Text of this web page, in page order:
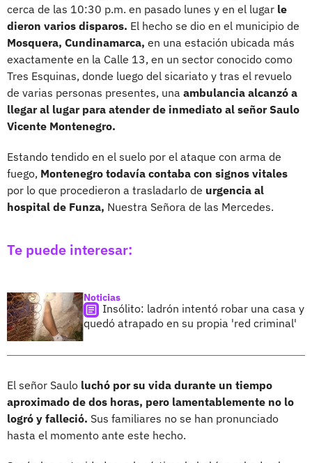
cerca de las 10:30 p.m. en pasado lunes y en el lugar le
dieron varios disparos. El hecho se dio en el municipio de
Mosquera, Cundinamarca, en una estación ubicada más
exactamente en la Calle 13, en un sector conocido como
Tres Esquinas, donde luego del sicariato y tras el revuelo
de varias personas presentes, una ambulancia alcanzó a
llegar al lugar para atender de inmediato al señor Saulo
Vicente Montenegro.
Estando tendido en el suelo por el ataque con arma de
fuego, Montenegro todavía contaba con signos vitales
por lo que procedieron a trasladarlo de urgencia al
hospital de Funza, Nuestra Señora de las Mercedes.
Te puede interesar:
Noticias
Insólito: ladrón intentó robar una casa y
quedó atrapado en su propia 'red criminal'
El señor Saulo luchó por su vida durante un tiempo
aproximado de dos horas, pero lamentablemente no lo
logró y falleció. Sus familiares no se han pronunciado
hasta el momento ante este hecho.